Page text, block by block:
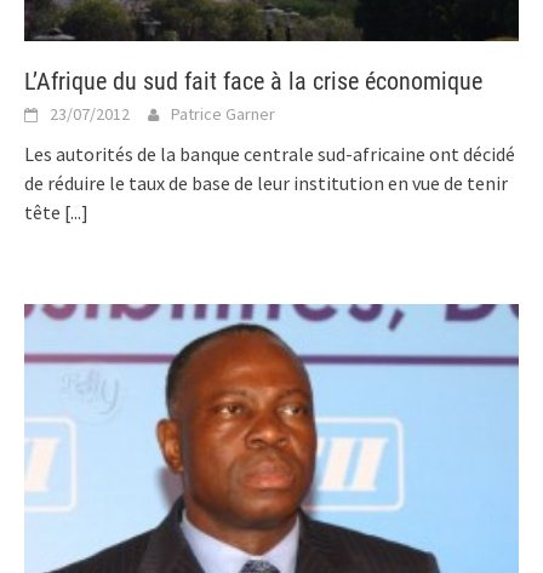
L’Afrique du sud fait face à la crise économique
23/07/2012 Patrice Garner
Les autorités de la banque centrale sud-africaine ont décidé
de réduire le taux de base de leur institution en vue de tenir
tête [...]